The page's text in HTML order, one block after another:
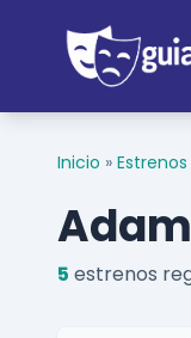
Inicio » Estrenos
5 estrenos